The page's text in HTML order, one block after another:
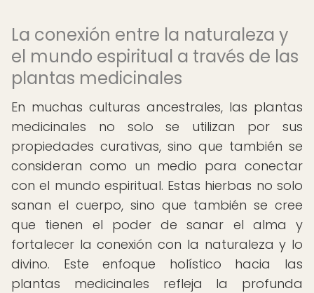
La conexión entre la naturaleza y
el mundo espiritual a través de las
plantas medicinales
En muchas culturas ancestrales, las plantas
medicinales no solo se utilizan por sus
propiedades curativas, sino que también se
consideran como un medio para conectar
con el mundo espiritual. Estas hierbas no solo
sanan el cuerpo, sino que también se cree
que tienen el poder de sanar el alma y
fortalecer la conexión con la naturaleza y lo
divino. Este enfoque holístico hacia las
plantas medicinales refleja la profunda